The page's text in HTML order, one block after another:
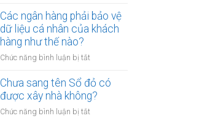
bao
nhiêu?
có
bắt
tại
UBND
cấp
định
thu
có
lực
bao
Các ngân hàng phải bảo vệ
dữ liệu cá nhân của khách
hàng như thế nào?
Chức năng bình luận bị tắt
ngân
hàng
phải
bảo
Chưa sang tên Sổ đỏ có
được xây nhà không?
Chức năng bình luận bị tắt